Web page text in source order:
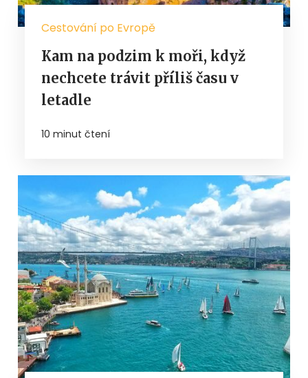
Cestování po Evropě
Kam na podzim k moři, když
nechcete trávit příliš času v
letadle
10 minut čtení